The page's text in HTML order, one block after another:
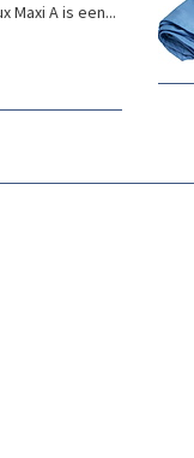
A is een...